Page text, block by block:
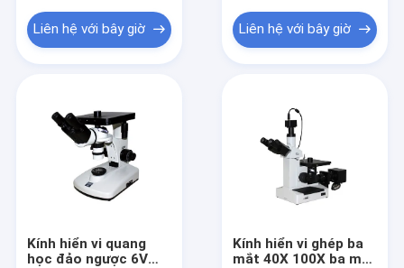
Liên hệ với bây giờ Liên hệ với bây giờ
Kính hiển vi quang
học đảo ngược 6V
Kính hiển vi ghép ba
mắt 40X 100X ba mắt